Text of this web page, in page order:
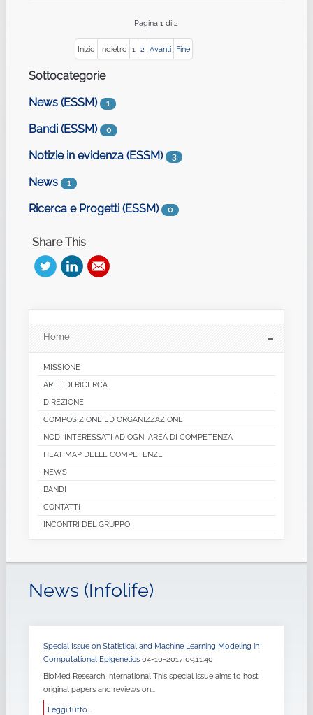
Pagina 1 di 2
Inizio Indietro 1 2 Avanti Fine
Sottocategorie
News (ESSM)
1
Bandi (ESSM) 0
Notizie in evidenza (ESSM) 3
News 1
Ricerca e Progetti (ESSM) 0
Share This
Home
MISSIONE
AREE DI RICERCA
DIREZIONE
COMPOSIZIONE ED ORGANIZZAZIONE
NODI INTERESSATI AD OGNI AREA DI COMPETENZA
HEAT MAP DELLE COMPETENZE
NEWS
BANDI
CONTATTI
INCONTRI DEL GRUPPO
News (Infolife)
Special Issue on Statistical and Machine Learning Modeling in
Computational Epigenetics 04-10-2017 09:11:40
BioMed Research International This special issue aims to host
original papers and reviews on...
Leggi tutto...